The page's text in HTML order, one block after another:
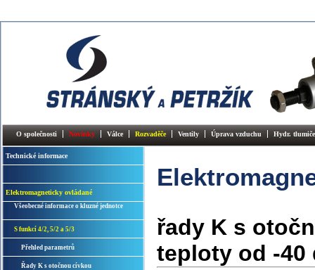
O společnosti Novinky Válce Rozvaděče Ventily Úprava vzduchu Hydr.
Technické informace
Elektromagneticky ovládané
Všeobecné informace o kluzné jednotce
S funkcí 4/2, 5/2 a 5/3
Přehled parametrů
Řady K s otočnou cívkou
řady K s
teploty od -40